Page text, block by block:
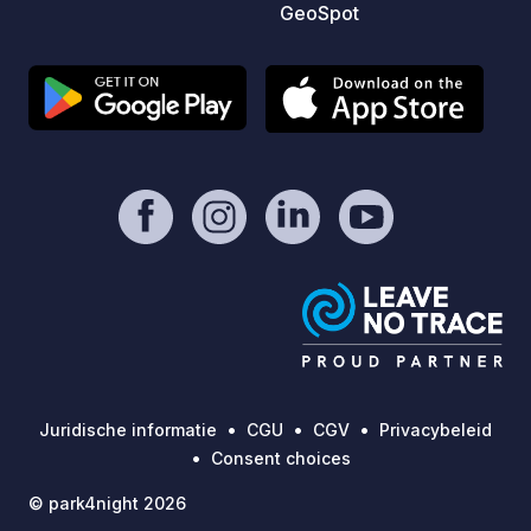
GeoSpot
Juridische informatie CGU CGV
Privacybeleid
Consent choices
© park4night 2026